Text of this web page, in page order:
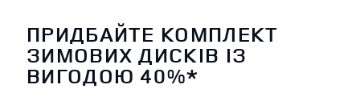
ПРИДБАЙТЕ КОМПЛЕКТ
ЗИМОВИХ ДИСКІВ ІЗ
ВИГОДОЮ 40%*